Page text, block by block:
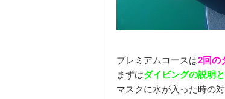
プレミアムコースは2回の
まずはダイビングの説明
マスクに水が入った時の